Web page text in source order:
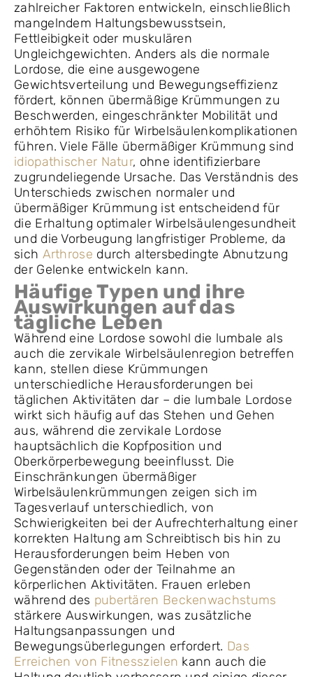
zahlreicher Faktoren entwickeln, einschließlich
mangelndem Haltungsbewusstsein,
Fettleibigkeit oder muskulären
Ungleichgewichten. Anders als die normale
Lordose, die eine ausgewogene
Gewichtsverteilung und Bewegungseffizienz
fördert, können übermäßige Krümmungen zu
Beschwerden, eingeschränkter Mobilität und
erhöhtem Risiko für Wirbelsäulenkomplikationen
führen. Viele Fälle übermäßiger Krümmung sind
idiopathischer Natur, ohne identifizierbare
zugrundeliegende Ursache. Das Verständnis des
Unterschieds zwischen normaler und
übermäßiger Krümmung ist entscheidend für
die Erhaltung optimaler Wirbelsäulengesundheit
und die Vorbeugung langfristiger Probleme, da
sich Arthrose durch altersbedingte Abnutzung
der Gelenke entwickeln kann.
Häufige Typen und ihre
Auswirkungen auf das
tägliche Leben
Während eine Lordose sowohl die lumbale als
auch die zervikale Wirbelsäulenregion betreffen
kann, stellen diese Krümmungen
unterschiedliche Herausforderungen bei
täglichen Aktivitäten dar – die lumbale Lordose
wirkt sich häufig auf das Stehen und Gehen
aus, während die zervikale Lordose
hauptsächlich die Kopfposition und
Oberkörperbewegung beeinflusst. Die
Einschränkungen übermäßiger
Wirbelsäulenkrümmungen zeigen sich im
Tagesverlauf unterschiedlich, von
Schwierigkeiten bei der Aufrechterhaltung einer
korrekten Haltung am Schreibtisch bis hin zu
Herausforderungen beim Heben von
Gegenständen oder der Teilnahme an
körperlichen Aktivitäten. Frauen erleben
während des pubertären Beckenwachstums
stärkere Auswirkungen, was zusätzliche
Haltungsanpassungen und
Bewegungsüberlegungen erfordert. Das
Erreichen von Fitnesszielen kann auch die